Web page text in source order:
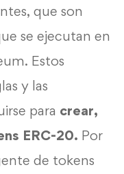
que son
se ejecutan en
Estos
y las
para crear,
ERC-20. Por
de tokens